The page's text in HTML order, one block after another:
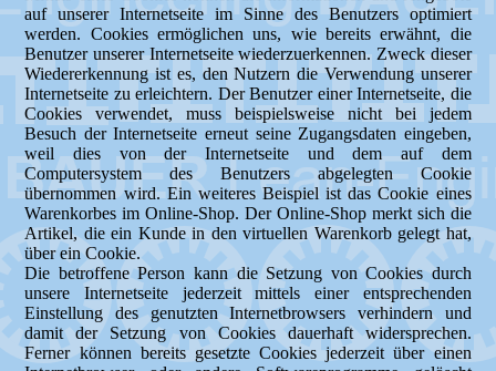
auf unserer Internetseite im Sinne des Benutzers optimiert
werden. Cookies ermöglichen uns, wie bereits erwähnt, die
Benutzer unserer Internetseite wiederzuerkennen. Zweck dieser
Wiedererkennung ist es, den Nutzern die Verwendung unserer
Internetseite zu erleichtern. Der Benutzer einer Internetseite, die
Cookies verwendet, muss beispielsweise nicht bei jedem
Besuch der Internetseite erneut seine Zugangsdaten eingeben,
weil dies von der Internetseite und dem auf dem
Computersystem des Benutzers abgelegten Cookie
übernommen wird. Ein weiteres Beispiel ist das Cookie eines
Warenkorbes im Online-Shop. Der Online-Shop merkt sich die
Artikel, die ein Kunde in den virtuellen Warenkorb gelegt hat,
über ein Cookie.
Die betroffene Person kann die Setzung von Cookies durch
unsere Internetseite jederzeit mittels einer entsprechenden
Einstellung des genutzten Internetbrowsers verhindern und
damit der Setzung von Cookies dauerhaft widersprechen.
Ferner können bereits gesetzte Cookies jederzeit über einen